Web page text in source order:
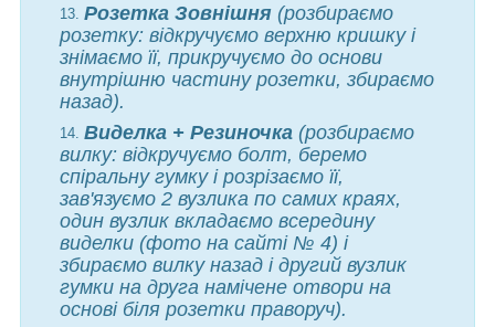
Розетка Зовнішня (розбираємо
розетку: відкручуємо верхню кришку і
знімаємо її, прикручуємо до основи
внутрішню частину розетки, збираємо
назад).
Виделка + Резиночка (розбираємо
вилку: відкручуємо болт, беремо
спіральну гумку і розрізаємо її,
зав'язуємо 2 вузлика по самих краях,
один вузлик вкладаємо всередину
виделки (фото на сайті № 4) і
збираємо вилку назад і другий вузлик
гумки на друга намічене отвори на
основі біля розетки праворуч).